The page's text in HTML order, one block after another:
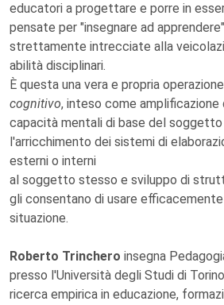
educatori a progettare e porre in
pensate per "insegnare ad
strettamente intrecciate alla
abilità disciplinari.
È questa una vera e propria
cognitivo, inteso come
capacità mentali di base del
l'arricchimento dei sistemi di
esterni o interni
al soggetto stesso e sviluppo di
gli consentano di usare
situazione.
Roberto Trinchero insegna
presso l'Università degli Studi di
ricerca empirica in educazione,